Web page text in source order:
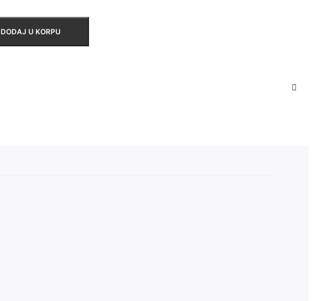
DODAJ U KORPU